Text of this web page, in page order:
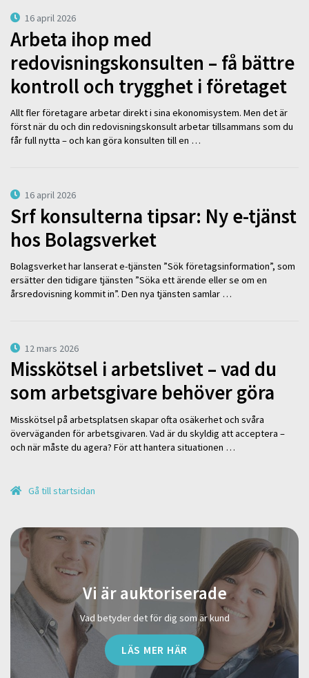
16 april 2026
Arbeta ihop med
redovisningskonsulten – få bättre
kontroll och trygghet i företaget
Allt fler företagare arbetar direkt i sina ekonomisystem. Men det är
först när du och din redovisningskonsult arbetar tillsammans som du
får full nytta – och kan göra konsulten till en …
16 april 2026
Srf konsulterna tipsar: Ny e-tjänst
hos Bolagsverket
Bolagsverket har lanserat e-tjänsten ”Sök företagsinformation”, som
ersätter den tidigare tjänsten ”Söka ett ärende eller se om en
årsredovisning kommit in”. Den nya tjänsten samlar …
12 mars 2026
Misskötsel i arbetslivet – vad du
som arbetsgivare behöver göra
Misskötsel på arbetsplatsen skapar ofta osäkerhet och svåra
överväganden för arbetsgivaren. Vad är du skyldig att acceptera –
och när måste du agera? För att hantera situationen …
Gå till startsidan
Vi är auktoriserade
Vad betyder det för dig som är kund
LÄS MER HÄR